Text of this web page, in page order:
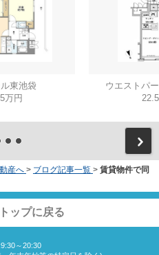
東池袋
万円
ウエストパ
産へ > ブログ記事一覧 > 賃貸物件で同
ップに戻る
～20:30